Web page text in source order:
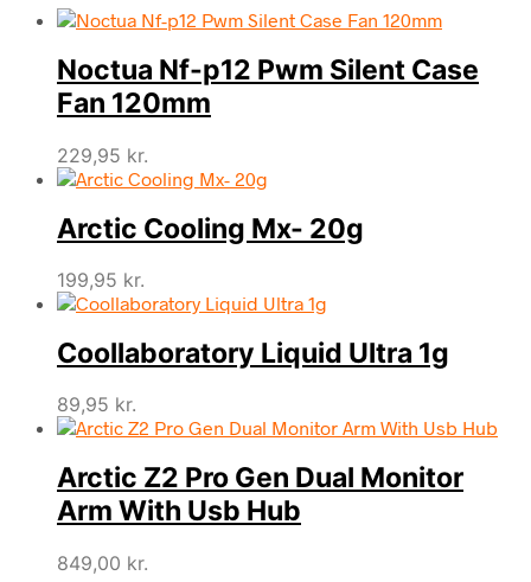
Noctua Nf-p12 Pwm Silent Case
Fan 120mm
229,95 kr.
Arctic Cooling Mx- 20g
199,95 kr.
Coollaboratory Liquid Ultra 1g
89,95 kr.
Arctic Z2 Pro Gen Dual Monitor
Arm With Usb Hub
849,00 kr.